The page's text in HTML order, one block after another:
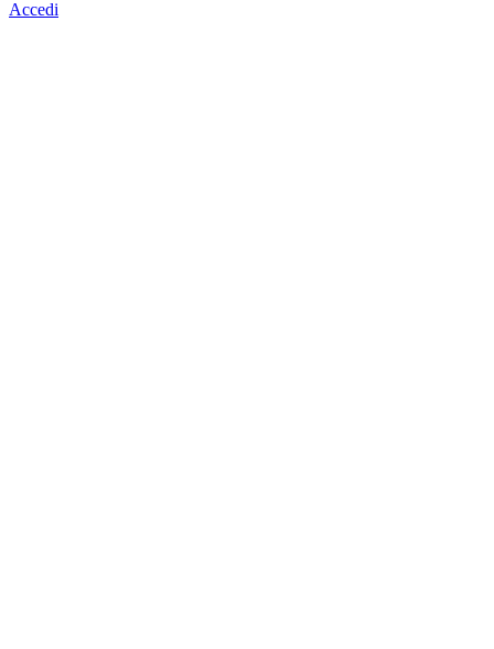
Accedi